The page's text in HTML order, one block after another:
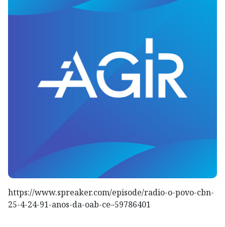
https://www.spreaker.com/episode/radio-o-povo-cbn-
25-4-24-91-anos-da-oab-ce–59786401